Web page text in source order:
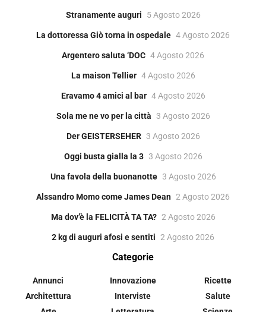
Stranamente auguri 5 Agosto 2026
La dottoressa Giò torna in ospedale 4 Agosto 2026
Argentero saluta ‘DOC 4 Agosto 2026
La maison Tellier 4 Agosto 2026
Eravamo 4 amici al bar 4 Agosto 2026
Sola me ne vo per la città 3 Agosto 2026
Der GEISTERSEHER 3 Agosto 2026
Oggi busta gialla la 3 3 Agosto 2026
Una favola della buonanotte 3 Agosto 2026
Alssandro Momo come James Dean 2 Agosto 2026
Ma dov’è la FELICITÀ TA TA? 2 Agosto 2026
2 kg di auguri afosi e sentiti 2 Agosto 2026
Categorie
Annunci
Architettura
Innovazione
Interviste
Ricette
Salute